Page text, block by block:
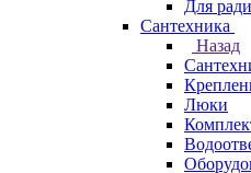
Для
Сантехника
Назад
Люки